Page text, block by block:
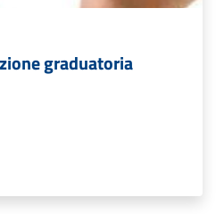
graduatoria